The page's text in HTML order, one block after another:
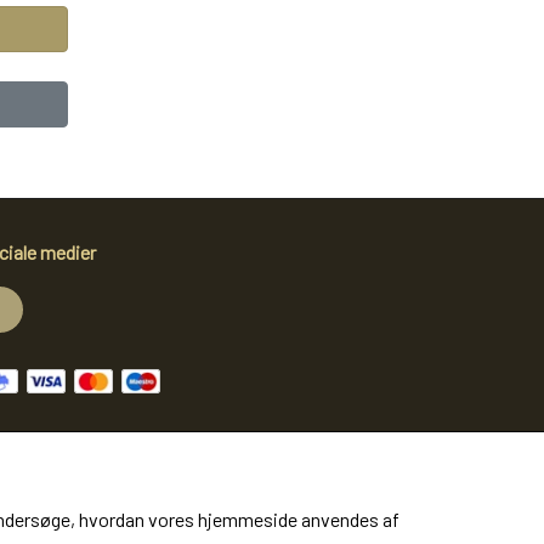
medier
hvordan vores hjemmeside anvendes af